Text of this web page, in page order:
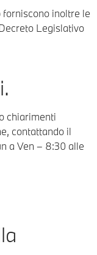
inoltre le
Legislativo
chiarimenti
contattando il
a Ven – 8:30 alle